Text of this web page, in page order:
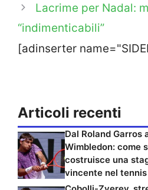
Lacrime per Nadal:
“indimenticabili”
[adinserter
Articoli recenti
Dal Roland Garros
Wimbledon: come
costruisce una
vincente nel tennis